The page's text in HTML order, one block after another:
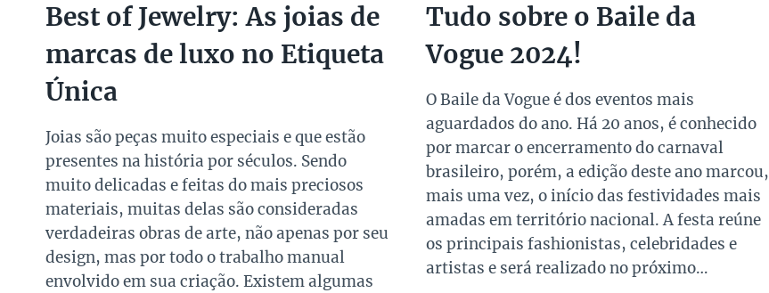
Best of Jewelry: As joias de
marcas de luxo no Etiqueta
Única
Joias são peças muito especiais e que estão
presentes na história por séculos. Sendo
muito delicadas e feitas do mais preciosos
materiais, muitas delas são consideradas
verdadeiras obras de arte, não apenas por seu
design, mas por todo o trabalho manual
envolvido em sua criação. Existem algumas
Tudo sobre o Baile da
Vogue 2024!
O Baile da Vogue é dos eventos mais
aguardados do ano. Há 20 anos, é conhecido
por marcar o encerramento do carnaval
brasileiro, porém, a edição deste ano marcou,
mais uma vez, o início das festividades mais
amadas em território nacional. A festa reúne
os principais fashionistas, celebridades e
artistas e será realizado no próximo…